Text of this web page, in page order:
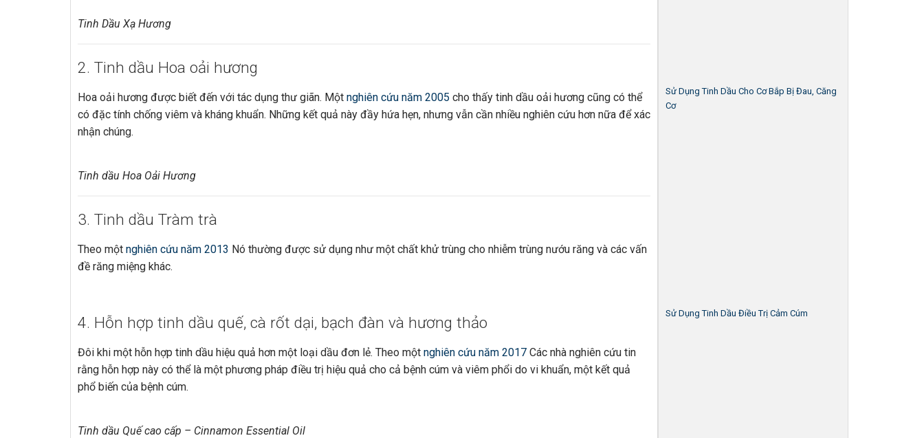
Tinh Dầu Xạ Hương
2. Tinh dầu Hoa oải hương
Hoa oải hương được biết đến với tác dụng thư giãn. Một nghiên cứu năm 2005 cho thấy tinh dầu oải hương cũng có thể
có đặc tính chống viêm và kháng khuẩn. Những kết quả này đầy hứa hẹn, nhưng vẫn cần nhiều nghiên cứu hơn nữa để xác
nhận chúng.
Tinh dầu Hoa Oải Hương
3. Tinh dầu Tràm trà
Theo một nghiên cứu năm 2013 Nó thường được sử dụng như một chất khử trùng cho nhiễm trùng nướu răng và các vấn
đề răng miệng khác.
4. Hỗn hợp tinh dầu quế, cà rốt dại, bạch đàn và hương thảo
Đôi khi một hỗn hợp tinh dầu hiệu quả hơn một loại dầu đơn lẻ. Theo một nghiên cứu năm 2017 Các nhà nghiên cứu tin
rằng hỗn hợp này có thể là một phương pháp điều trị hiệu quả cho cả bệnh cúm và viêm phổi do vi khuẩn, một kết quả
phổ biến của bệnh cúm.
Tinh dầu Quế cao cấp – Cinnamon Essential Oil
Sử Dụng Tinh Dầu Cho Cơ Bắp Bị Đau, Căng
Cơ
Sử Dụng Tinh Dầu Điều Trị Cảm Cúm